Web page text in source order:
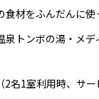
食材をふんだんに
トンボの湯・メ
名1室利用時、サー